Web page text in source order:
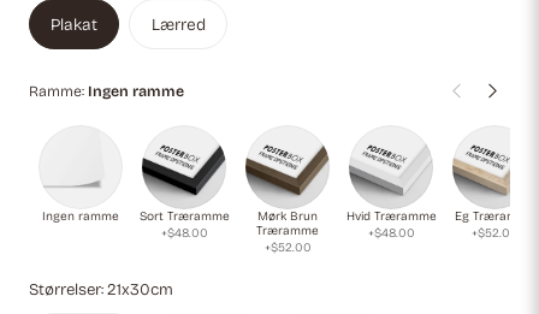
Plakat Lærred
Ramme: Ingen ramme
Ingen ramme
Sort Træramme
+$48.00
Mørk Brun
Træramme
+$52.00
Hvid Træramme
+$48.00
Eg Træramme
+$52.00
Størrelser:21x30cm